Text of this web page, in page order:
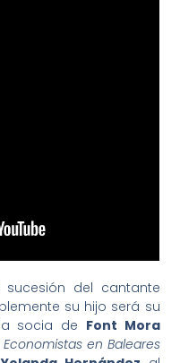
del cantante
su hijo será su
socia de Font Mora
en Baleares